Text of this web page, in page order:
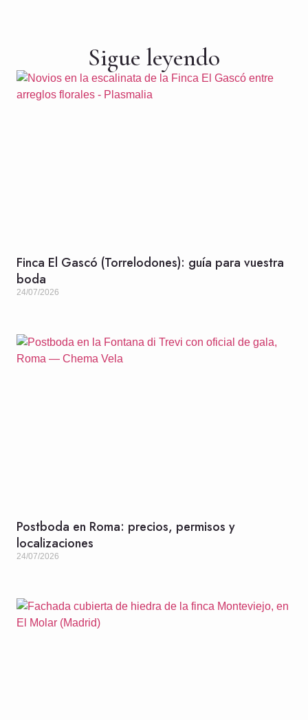
Sigue leyendo
Finca El Gascó (Torrelodones): guía para vuestra
boda
24/07/2026
Postboda en Roma: precios, permisos y
localizaciones
24/07/2026